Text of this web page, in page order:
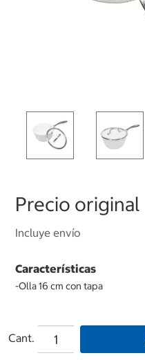
Precio original
Incluye envío
Características
-Olla 16 cm con tapa
Cant.